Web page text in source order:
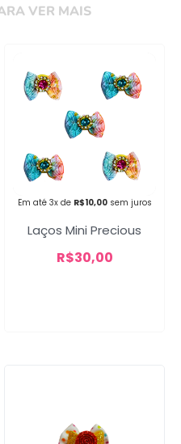
VER MAIS
Em até 3x de R$10,00 sem juros
Laços Mini Precious
R$30,00
com